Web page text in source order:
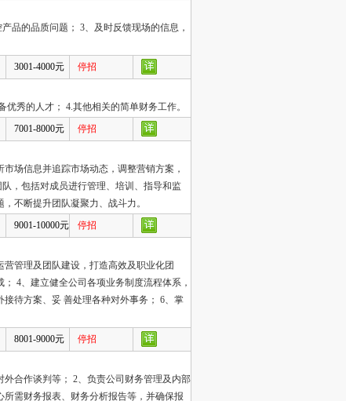
品的品质问题； 3、及时反馈现场的信息，
3001-4000元 停招
秀的人才； 4.其他相关的简单财务工作。
7001-8000元 停招
场信息并追踪市场动态，调整营销方案，
，包括对成员进行管理、培训、指导和监
不断提升团队凝聚力、战斗力。
9001-10000元 停招
管理及团队建设，打造高效及职业化团
4、建立健全公司各项业务制度流程体系，
待方案、妥 善处理各种对外事务； 6、掌
8001-9000元 停招
合作谈判等； 2、负责公司财务管理及内部
需财务报表、财务分析报告等，并确保报